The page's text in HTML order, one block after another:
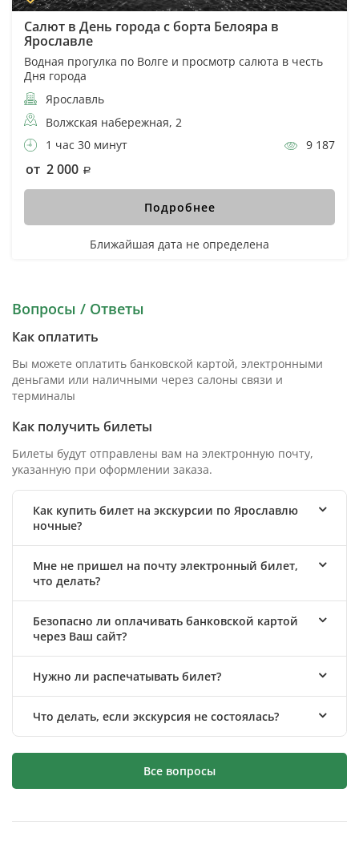
Салют в День города с борта Белояра в
Ярославле
Водная прогулка по Волге и просмотр салюта в честь
Дня города
Ярославль
Волжская набережная, 2
1 час 30 минут
9 187
от 2 000
Подробнее
Ближайшая дата не определена
Вопросы / Ответы
Как оплатить
Вы можете оплатить банковской картой, электронными
деньгами или наличными через салоны связи и
терминалы
Как получить билеты
Билеты будут отправлены вам на электронную почту,
указанную при оформлении заказа.
Как купить билет на экскурсии по Ярославлю
ночные?
Мне не пришел на почту электронный билет,
что делать?
Безопасно ли оплачивать банковской картой
через Ваш сайт?
Нужно ли распечатывать билет?
Что делать, если экскурсия не состоялась?
Все вопросы